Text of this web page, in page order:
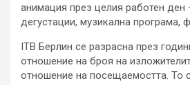
анимация през целия работен ден
дегустации, музикална програма,
ITB Берлин се разрасна през
отношение на броя на
отношение на посещаемостта. То